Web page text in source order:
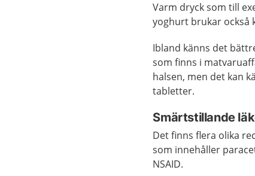
Varm dryck som till
yoghurt brukar också
Ibland känns det
som finns i
halsen, men det kan
tabletter.
Smärtstillande
Det finns flera olika
som innehåller
NSAID.